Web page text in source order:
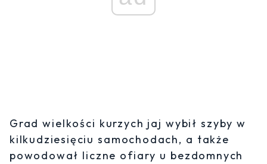
Grad wielkości kurzych jaj wybił szyby w
kilkudziesięciu samochodach, a także
powodował liczne ofiary u bezdomnych